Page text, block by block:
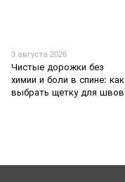
3 августа 2026
Чистые дорожки без
химии и боли в спине: как
выбрать щетку для швов